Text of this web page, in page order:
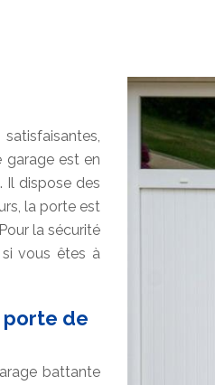
garage est en
Il dispose des
la porte est
la sécurité
vous êtes à
porte de
battante